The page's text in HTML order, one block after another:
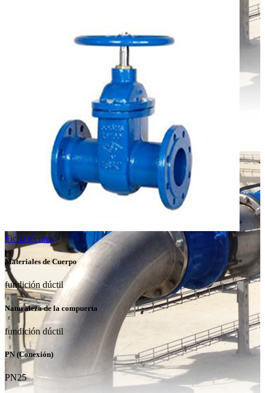
Ficha técnica
Materiales de Cuerpo
fundición dúctil
Naturaleza de la compuerta
fundición dúctil
PN (Conexión)
PN25